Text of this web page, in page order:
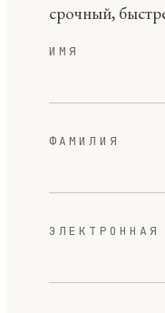
срочный,
ИМЯ
ФАМИЛИЯ
ЭЛЕКТРОННАЯ